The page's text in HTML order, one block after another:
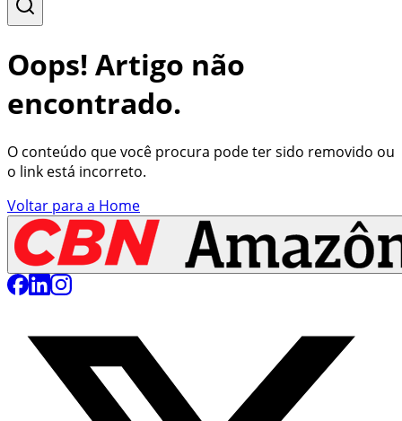
Oops! Artigo não
encontrado.
O conteúdo que você procura pode ter sido removido ou
o link está incorreto.
Voltar para a Home